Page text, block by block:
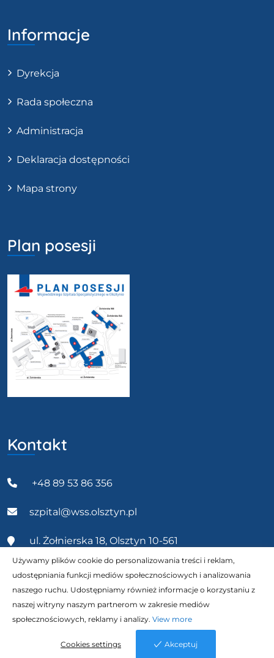
Informacje
Dyrekcja
Rada społeczna
Administracja
Deklaracja dostępności
Mapa strony
Plan posesji
Kontakt
+48 89 53 86 356
szpital@wss.olsztyn.pl
ul. Żołnierska 18, Olsztyn 10-561
Wszystkie prawa zastrzeżone 2023 © Wojewódzki
Szpital Specjalistyczny w Olsztynie. | Realizacja
NETTOM
Używamy plików cookie do personalizowania treści i reklam,
udostępniania funkcji mediów społecznościowych i analizowania
naszego ruchu. Udostępniamy również informacje o korzystaniu z
naszej witryny naszym partnerom w zakresie mediów
społecznościowych, reklamy i analizy. View more
Cookies settings Akceptuj